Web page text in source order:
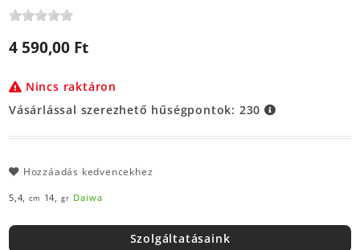
4 590,00 Ft
Nincs raktáron
Vásárlással szerezhető hűségpontok: 230
Hozzáadás kedvencekhez
5,4, cm 14, gr Daiwa
Szolgáltatásaink